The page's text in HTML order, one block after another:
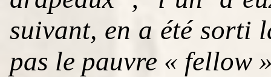
suivant, en a été sorti
pas le pauvre « fellow